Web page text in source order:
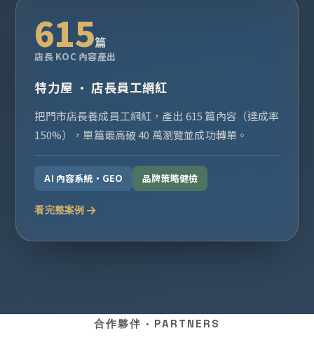
615篇
店長 KOC 內容產出
特力屋 · 店長員工網紅
把門市店長養成員工網紅，產出 615 篇內容（達成率
150%），單篇最高破 40 萬瀏覽並成功轉單。
AI 內容系統・GEO 品牌策略健檢
看完整案例
合作夥伴 · PARTNERS